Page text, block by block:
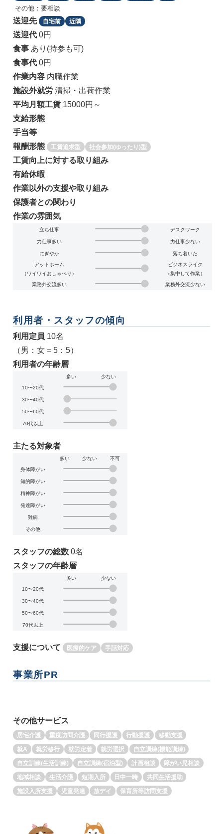
その他：要相談
送迎先 自宅前 近隣
送迎代 0円
食事 あり(持参も可)
食事代 0円
作業内容 内職作業
施設外就労 清掃・出荷作業
平均月額工賃 15000円～
支給形態
手当等
報酬形態
工賃追求型 社会参加(ゆったり)型
工賃向上に対する取り組み
有給休暇
作業以外の支援や取り組み
保護者との関わり
作業の雰囲気
立ち仕事 デスクワーク
力仕事多い 力仕事少ない
にぎやか
落ち着いた
アットホーム
（ワイワイおしゃべり）
ビジネスライク
（集中して作業）
業務外交流多い
業務外交流少ない
利用者・スタッフの傾向
利用定員 10名
（男：女 = 5：5）
利用者の年齢層
多い
少ない
10〜20代
30〜40代
50〜60代
70代以上
主たる対象者
多い 少ない
不可
身体障がい
知的障がい
精神障がい
発達障がい
難病
その他
スタッフの総数 0名
スタッフの年齢層
多い
少ない
10〜20代
30〜40代
50〜60代
70代以上
支援について 医療的ケア 手話対応
事業所PR
その他サービス
居宅介護 重度訪問介護 同行援護 行動援護
移動支援
就A
就労移行 就労定着 就労選択
自立訓練(機能訓練)
自立訓練(生活訓練)
自立訓練(宿泊型) 計画相談
障がい児相談
地域相談
生活介護 短期入所 日中一時
共同生活援助
施設入所支援
児童発達 放デイ 保育所等訪問支援